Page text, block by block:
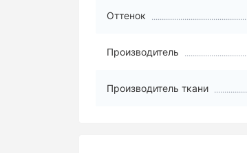
Оттенок
Производитель
Производитель ткани